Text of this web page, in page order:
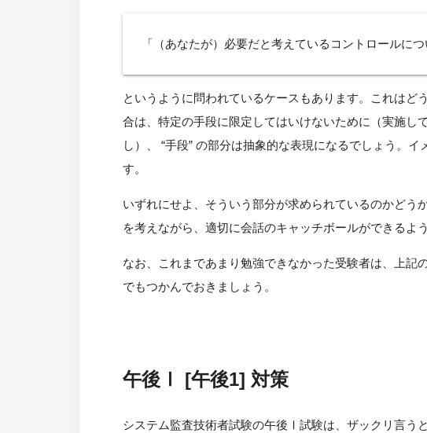
「（あなたが）必要だと考えているコントロールにつ
というように問われているケースもあります。これは
合は、特定の手段に限定してはいけないために（実施し
し）、 “手段” の部分は抽象的な表現になるでしょう。
す。
いずれにせよ、そういう部分が求められているのかどう
を考えながら、適切に会話のキャッチボールができるよ
なお、これまであまり勉強できなかった受験者は、上記
でもつかんでおきましょう。
午後Ⅰ [午後1] 対策
システム監査技術者試験の午後Ⅰ試験は、ザックリ言う